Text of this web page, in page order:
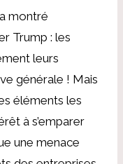
montré
Trump : les
leurs
générale ! Mais
éléments les
à s’emparer
une menace